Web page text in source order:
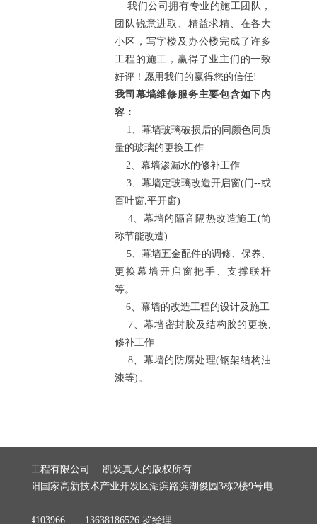
我们公司拥有专业的施工团队，
团队锐意进取、精益求精、在各大
小区，写字楼及办公楼完成了许多
工程的施工，赢得了业主们的一致
好评！愿用我们的赢得您的信任!
我司幕墙维修服务主要包含如下内
容：
1、幕墙玻璃破损后的同颜色同质
量的玻璃的更换工作
2、幕墙渗漏水的修补工作
3、幕墙定玻璃改造开启窗(门--或
百叶窗,平开窗)
4、幕墙的隔音隔热改造施工(简
称节能改造)
5、幕墙五金配件的调修、保养、
更换幕墙开启窗把手、支撑联杆
等。
6、幕墙的改造工程的设计及施工
7、幕墙密封胶及结构胶的更换,
修补工作
8、幕墙的防腐处理(钢架结构油
漆等)。
筑装饰工程有限公司 凯发真人的版权所有
市贵阳国家高新技术产业开发区湖滨路滨湖俊园3栋2楼9号电
18184103966 13638186526 罗经理